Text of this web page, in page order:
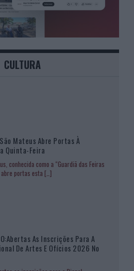
CULTURA
Mateus Abre Portas À
Quinta-Feira
conhecida como a “Guardiã das Feiras
portas esta […]
As Inscrições Para A
De Artes E Ofícios 2026 No